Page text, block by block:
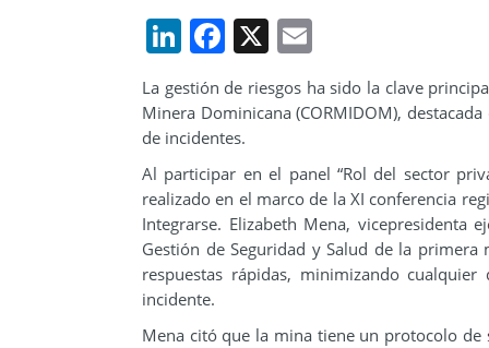
LinkedIn
Facebook
X
La gestión de riesgos ha sido la clave
Minera Dominicana (CORMIDOM),
de incidentes.
Al participar en el panel “Rol del sector
realizado en el marco de la XI conferencia
Integrarse. Elizabeth Mena, vicepresidenta
Gestión de Seguridad y Salud de la
respuestas rápidas, minimizando
incidente.
Mena citó que la mina tiene un protocolo de